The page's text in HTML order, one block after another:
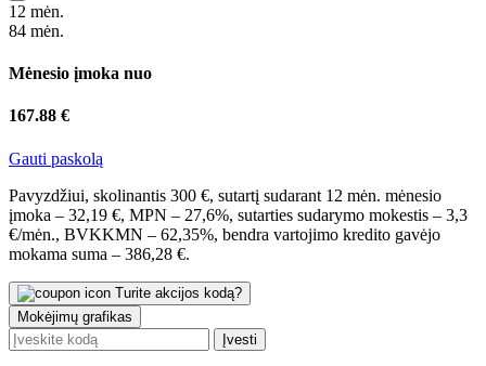
12 mėn.
84 mėn.
Mėnesio įmoka nuo
167.88 €
Gauti paskolą
Pavyzdžiui, skolinantis 300 €, sutartį sudarant 12 mėn. mėnesio
įmoka – 32,19 €, MPN – 27,6%, sutarties sudarymo mokestis – 3,3
€/mėn., BVKKMN – 62,35%, bendra vartojimo kredito gavėjo
mokama suma – 386,28 €.
Turite akcijos kodą?
Mokėjimų grafikas
Įvesti